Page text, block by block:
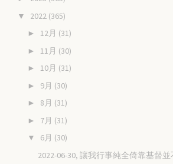
▼ 2022 (365)
► 12月 (31)
► 11月 (30)
► 10月 (31)
► 9月 (30)
► 8月 (31)
► 7月 (31)
▼ 6月 (30)
2022-06-30, 讓我行事純全倚靠基督